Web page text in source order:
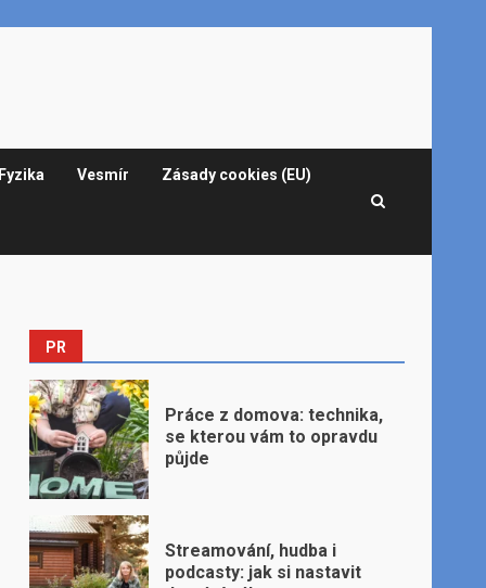
Fyzika Vesmír Zásady cookies (EU)
PR
Práce z domova: technika,
se kterou vám to opravdu
půjde
Streamování, hudba i
podcasty: jak si nastavit